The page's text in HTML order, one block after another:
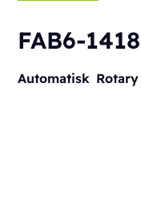
FAB6-
Automatisk Rotary